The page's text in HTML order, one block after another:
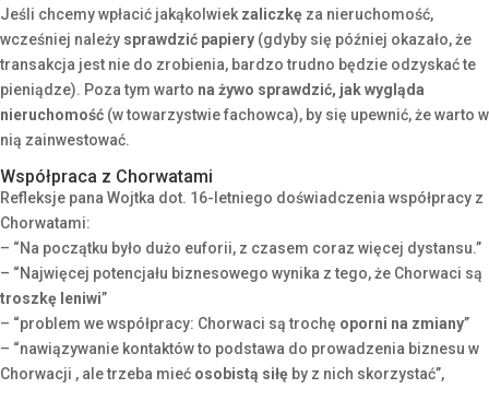
Jeśli chcemy wpłacić jakąkolwiekzaliczkę za nieruchomość,
wcześniej należy sprawdzić papiery (gdyby się później okazało, że
transakcja jest nie do zrobienia, bardzo trudno będzie odzyskać te
pieniądze). Poza tym warto na żywo sprawdzić, jak wygląda
nieruchomość (w towarzystwie fachowca), by się upewnić, że warto w
nią zainwestować.
Współpraca z Chorwatami
Refleksje pana Wojtka dot. 16-letniego doświadczenia współpracy z
Chorwatami:
– “Na początku było dużo euforii, z czasem coraz więcej dystansu.”
– “Najwięcej potencjału biznesowego wynika z tego, że Chorwaci są
troszkę leniwi”
– “problem we współpracy: Chorwaci są trochę oporni na zmiany”
– “nawiązywanie kontaktów to podstawa do prowadzenia biznesu w
Chorwacji , ale trzeba mieć osobistą siłę by z nich skorzystać”,